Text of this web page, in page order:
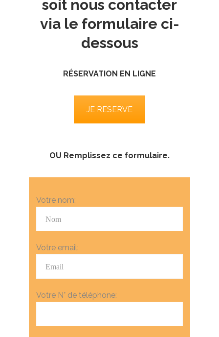
soit nous contacter
via le formulaire ci-
dessous
RÉSERVATION EN LIGNE
JE RESERVE
OU Remplissez ce formulaire.
Votre nom:
Votre email:
Votre N° de téléphone: